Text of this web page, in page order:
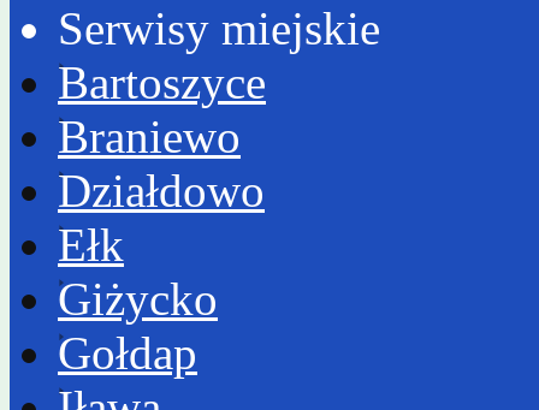
Serwisy miejskie
Bartoszyce
Braniewo
Działdowo
Ełk
Giżycko
Gołdap